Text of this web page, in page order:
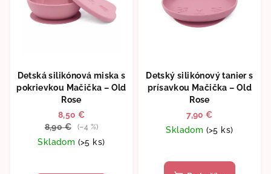
Detská silikónová miska s
pokrievkou Mačička – Old
Rose
8,50 €
8,90 €
(–4 %)
Skladom (>5 ks)
Detský silikónový tanier s
prísavkou Mačička – Old
Rose
7,90 €
Skladom (>5 ks)